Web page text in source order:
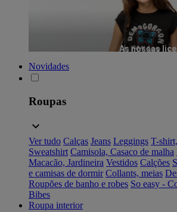
As nossas
Novidades
Roupas
Ver tudo Calças Jeans Leggings T-
Sweatshirt Camisola, Casaco de malha
Macacão, Jardineira Vestidos Calções
e camisas de dormir Collants, meias
Roupões de banho e robes So easy -
Bibes
Roupa interior